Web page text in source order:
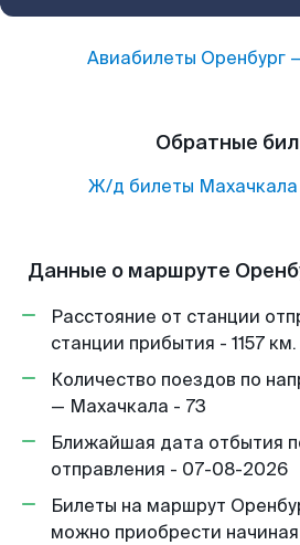
Авиабилеты Оренбург
Обратные
Ж/д билеты Махачкала
Данные о маршруте
Расстояние от станции
станции прибытия - 1157 км.
Количество поездов по
— Махачкала - 73
Ближайшая дата отбытия
отправления - 07-08-2026
Билеты на маршрут
можно приобрести